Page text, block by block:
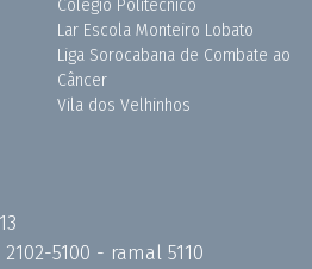
Colégio Politécnico
Lar Escola Monteiro Lobato
Liga Sorocabana de Combate ao
Câncer
Vila dos Velhinhos
2102-5100 - ramal 5110